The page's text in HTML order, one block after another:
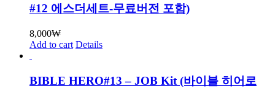
#12 에스더세트-무료버전 포함)
8,000₩
Add to cart Details
BIBLE HERO#13 – JOB Kit (바이블 히어로